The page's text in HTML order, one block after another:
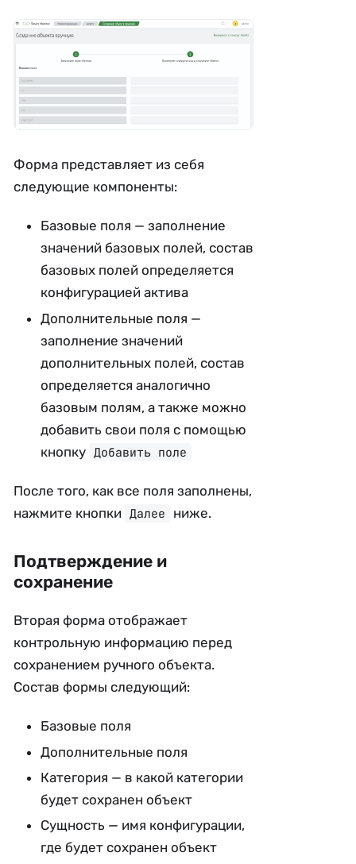
Форма представляет из себя
следующие компоненты:
Базовые поля — заполнение
значений базовых полей, состав
базовых полей определяется
конфигурацией актива
Дополнительные поля —
заполнение значений
дополнительных полей, состав
определяется аналогично
базовым полям, а также можно
добавить свои поля с помощью
кнопку Добавить поле
После того, как все поля заполнены,
нажмите кнопки Далее ниже.
Подтверждение и
сохранение
Вторая форма отображает
контрольную информацию перед
сохранением ручного объекта.
Состав формы следующий:
Базовые поля
Дополнительные поля
Категория — в какой категории
будет сохранен объект
Сущность — имя конфигурации,
где будет сохранен объект